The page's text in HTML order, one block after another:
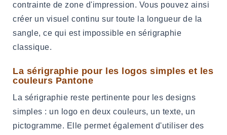
contrainte de zone d'impression. Vous pouvez ainsi
créer un visuel continu sur toute la longueur de la
sangle, ce qui est impossible en sérigraphie
classique.
La sérigraphie pour les logos simples et les
couleurs Pantone
La sérigraphie reste pertinente pour les designs
simples : un logo en deux couleurs, un texte, un
pictogramme. Elle permet également d'utiliser des